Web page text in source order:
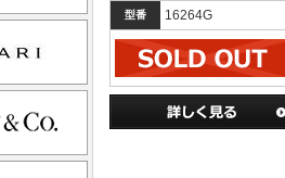
型番 16264G